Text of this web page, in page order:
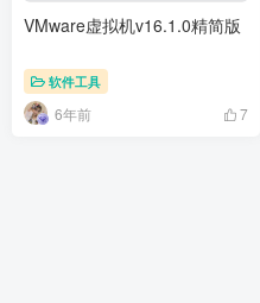
VMware虚拟机v16.1.0精简版
软件工具
6年前 7